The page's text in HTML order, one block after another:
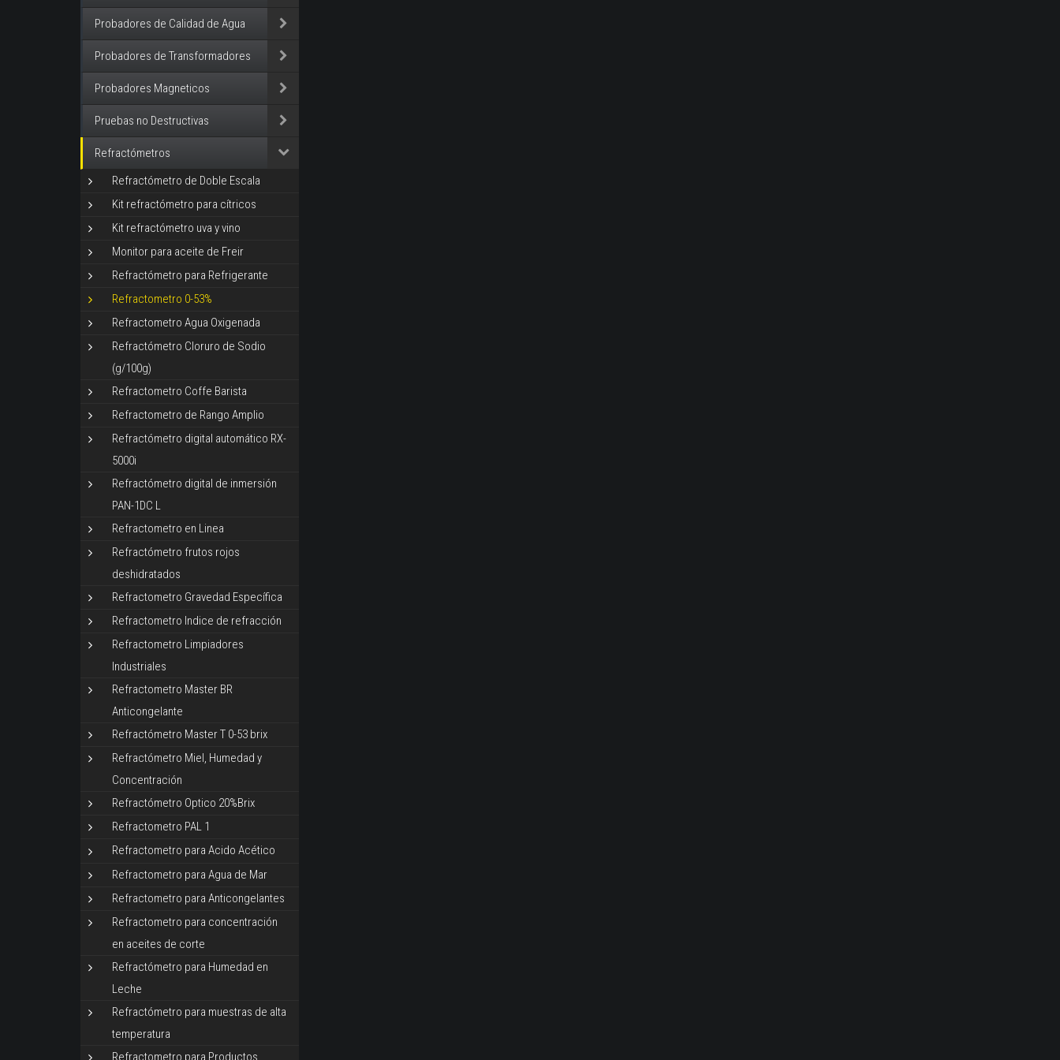
Probadores de Calidad de Agua
Probadores de Transformadores
Probadores Magneticos
Pruebas no Destructivas
Refractómetros
Refractómetro de Doble Escala
Kit refractómetro para cítricos
Kit refractómetro uva y vino
Monitor para aceite de Freir
Refractómetro para Refrigerante
Refractometro 0-53%
Refractometro Agua Oxigenada
Refractómetro Cloruro de Sodio
(g/100g)
Refractometro Coffe Barista
Refractometro de Rango Amplio
Refractómetro digital automático RX-
5000i
Refractómetro digital de inmersión
PAN-1DC L
Refractometro en Linea
Refractómetro frutos rojos
deshidratados
Refractometro Gravedad Específica
Refractometro Indice de refracción
Refractometro Limpiadores
Industriales
Refractometro Master BR
Anticongelante
Refractómetro Master T 0-53 brix
Refractómetro Miel, Humedad y
Concentración
Refractómetro Optico 20%Brix
Refractometro PAL 1
Refractometro para Acido Acético
Refractometro para Agua de Mar
Refractometro para Anticongelantes
Refractometro para concentración
en aceites de corte
Refractómetro para Humedad en
Leche
Refractómetro para muestras de alta
temperatura
Refractometro para Productos